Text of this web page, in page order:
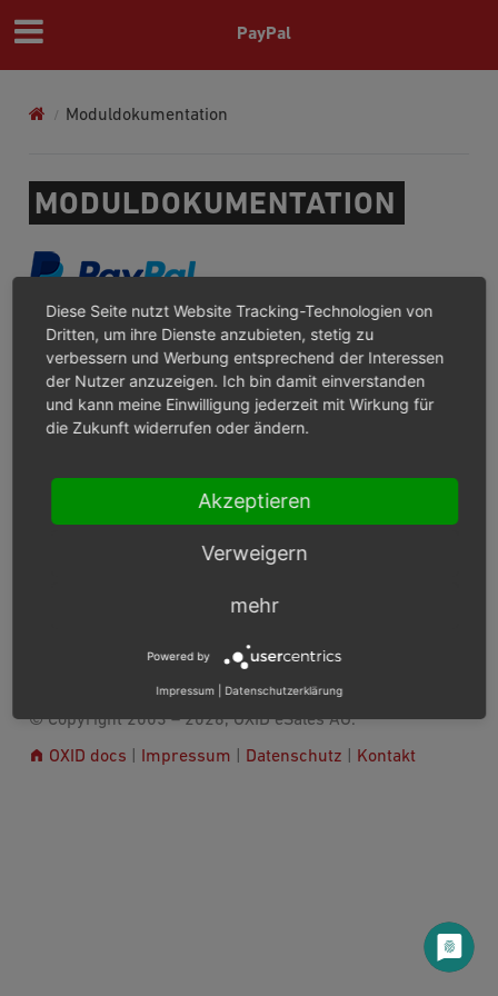
PayPal
Moduldokumentation
MODULDOKUMENTATION
PAYPAL CHECKOUT
Wofür/Wofür nicht?
Installation
Consent Management Platform-Integration
© Copyright 2003 – 2026, OXID eSales AG.
OXID docs Impressum Datenschutz Kontakt
Diese Seite nutzt Website Tracking-Technologien von
Dritten, um ihre Dienste anzubieten, stetig zu
verbessern und Werbung entsprechend der Interessen
der Nutzer anzuzeigen. Ich bin damit einverstanden
und kann meine Einwilligung jederzeit mit Wirkung für
die Zukunft widerrufen oder ändern.
Akzeptieren
Verweigern
mehr
Powered by
Impressum Datenschutzerklärung